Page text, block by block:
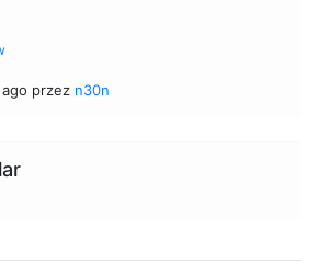
przez n30n